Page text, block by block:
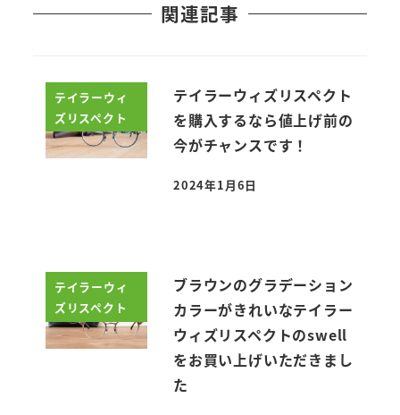
関連記事
テイラーウィ
ズリスペクト
テイラーウィズリスペクト
を購入するなら値上げ前の
今がチャンスです！
投稿日
2024年1月6日
テイラーウィ
ズリスペクト
ブラウンのグラデーション
カラーがきれいなテイラー
ウィズリスペクトのswell
をお買い上げいただきまし
た